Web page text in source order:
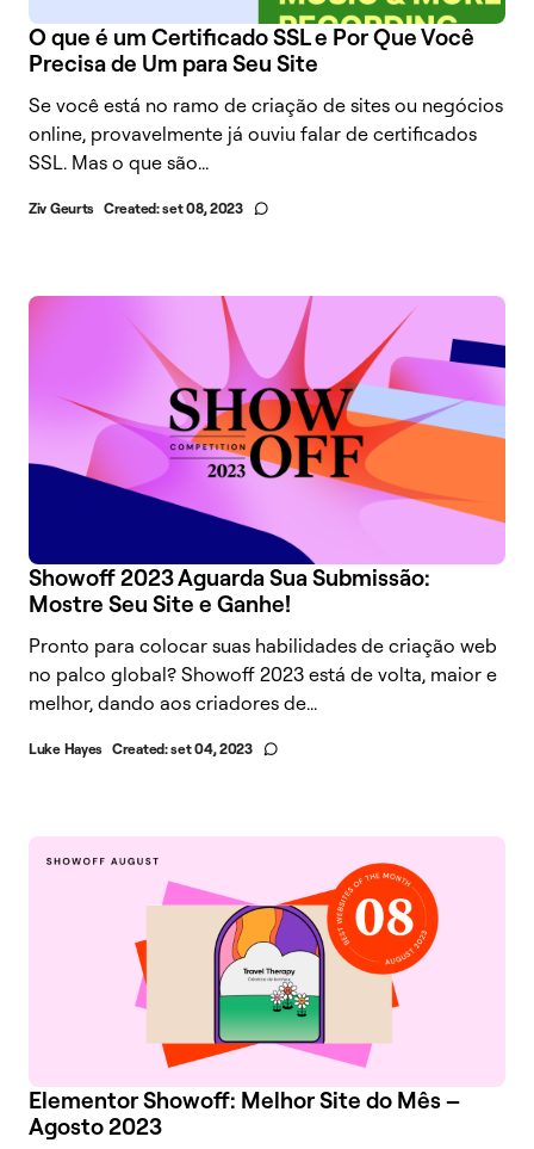
O que é um Certificado SSL e Por Que Você
Precisa de Um para Seu Site
Se você está no ramo de criação de sites ou negócios
online, provavelmente já ouviu falar de certificados
SSL. Mas o que são...
Ziv Geurts Created:set 08, 2023
Showoff 2023 Aguarda Sua Submissão:
Mostre Seu Site e Ganhe!
Pronto para colocar suas habilidades de criação web
no palco global? Showoff 2023 está de volta, maior e
melhor, dando aos criadores de...
Luke Hayes Created:set 04, 2023
Elementor Showoff: Melhor Site do Mês –
Agosto 2023